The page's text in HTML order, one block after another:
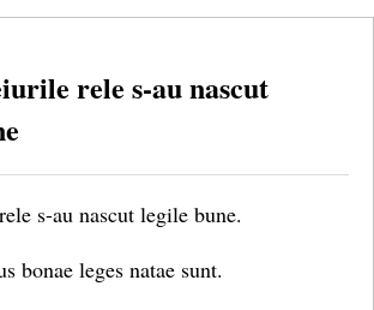
rele s-au nascut
s-au nascut legile bune.
bonae leges natae sunt.